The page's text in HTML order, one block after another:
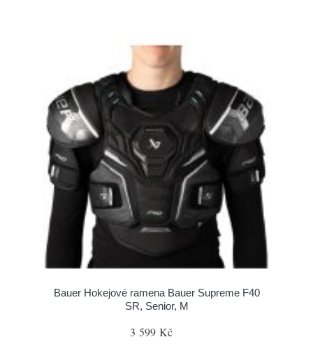
Bauer Hokejové ramena Bauer Supreme F40
SR, Senior, M
3 599 Kč